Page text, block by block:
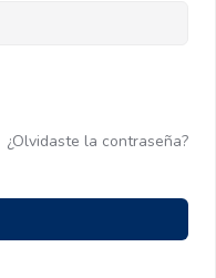
¿Olvidaste la contraseña?